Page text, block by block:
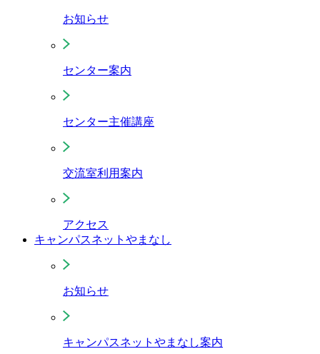
お知らせ
センター案内
センター主催講座
交流室利用案内
アクセス
キャンパスネットやまなし
お知らせ
キャンパスネットやまなし案内